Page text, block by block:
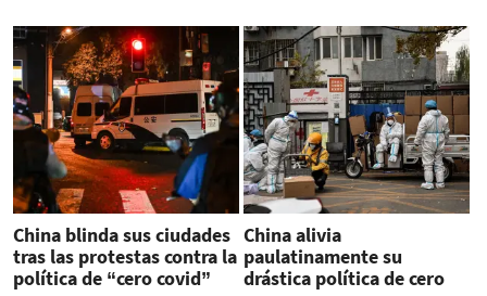
China blinda sus ciudades
tras las protestas contra la
política de “cero covid”
China alivia
paulatinamente su
drástica política de cero